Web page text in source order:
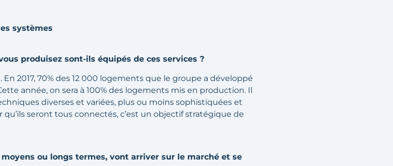
systèmes
produisez sont-ils équipés de ces services ?
En 2017, 70% des 12 000 logements que le groupe a développé
année, on sera à 100% des logements mis en production. Il
diverses et variées, plus ou moins sophistiquées et
seront tous connectés, c’est un objectif stratégique de
ou longs termes, vont arriver sur le marché et se